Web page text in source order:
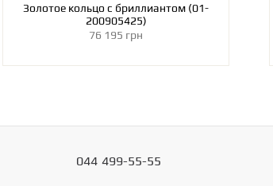
Золотое кольцо с бриллиантом (01-
200905425)
76 195 грн
044 499-55-55